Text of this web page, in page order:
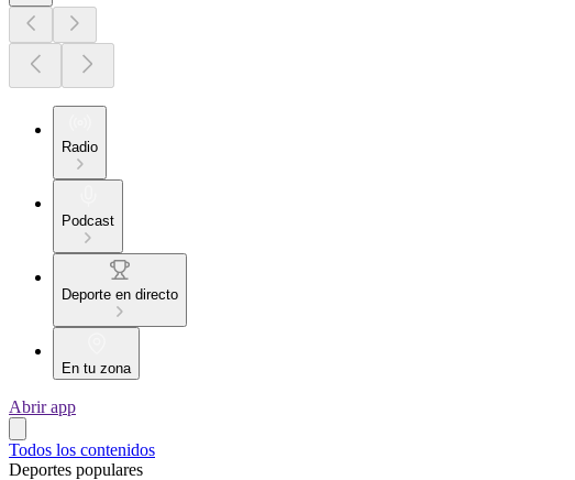
Radio
Podcast
Deporte en directo
En tu zona
Abrir app
Todos los contenidos
Deportes populares